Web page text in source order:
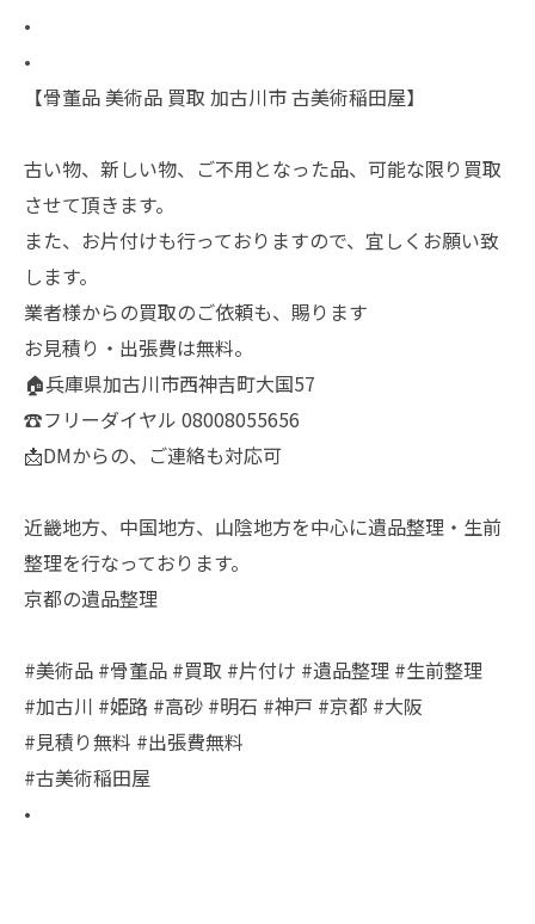
•
•
【骨董品 美術品 買取 加古川市 古美術稲田屋】
古い物、新しい物、ご不用となった品、可能な限り買取
させて頂きます。
また、お片付けも行っておりますので、宜しくお願い致
します。
業者様からの買取のご依頼も、賜ります
お見積り・出張費は無料。
🏠兵庫県加古川市西神吉町大国57
☎️フリーダイヤル 08008055656
📩DMからの、ご連絡も対応可
近畿地方、中国地方、山陰地方を中心に遺品整理・生前
整理を行なっております。
京都の遺品整理
#美術品 #骨董品 #買取 #片付け #遺品整理 #生前整理
#加古川 #姫路 #高砂 #明石 #神戸 #京都 #大阪
#見積り無料 #出張費無料
#古美術稲田屋
•